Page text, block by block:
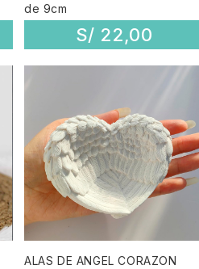
de 9cm
S/ 22,00
ALAS DE ANGEL CORAZON